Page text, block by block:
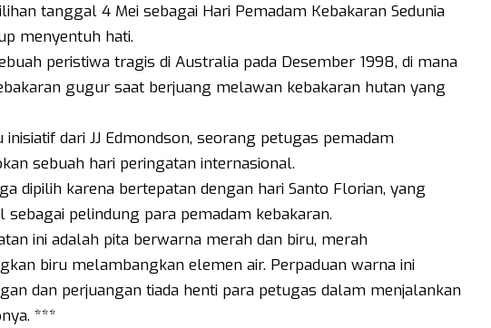
tanggal 4 Mei sebagai Hari Pemadam Kebakaran Sedunia
menyentuh hati.
peristiwa tragis di Australia pada Desember 1998, di mana
gugur saat berjuang melawan kebakaran hutan yang
dari JJ Edmondson, seorang petugas pemadam
sebuah hari peringatan internasional.
dipilih karena bertepatan dengan hari Santo Florian, yang
sebagai pelindung para pemadam kebakaran.
ini adalah pita berwarna merah dan biru, merah
biru melambangkan elemen air. Perpaduan warna ini
dan perjuangan tiada henti para petugas dalam menjalankan
***